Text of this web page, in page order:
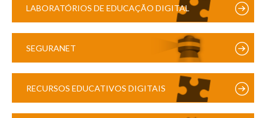
LABORATÓRIOS DE EDUCAÇÃO DIGITAL
SEGURANET
RECURSOS EDUCATIVOS DIGITAIS